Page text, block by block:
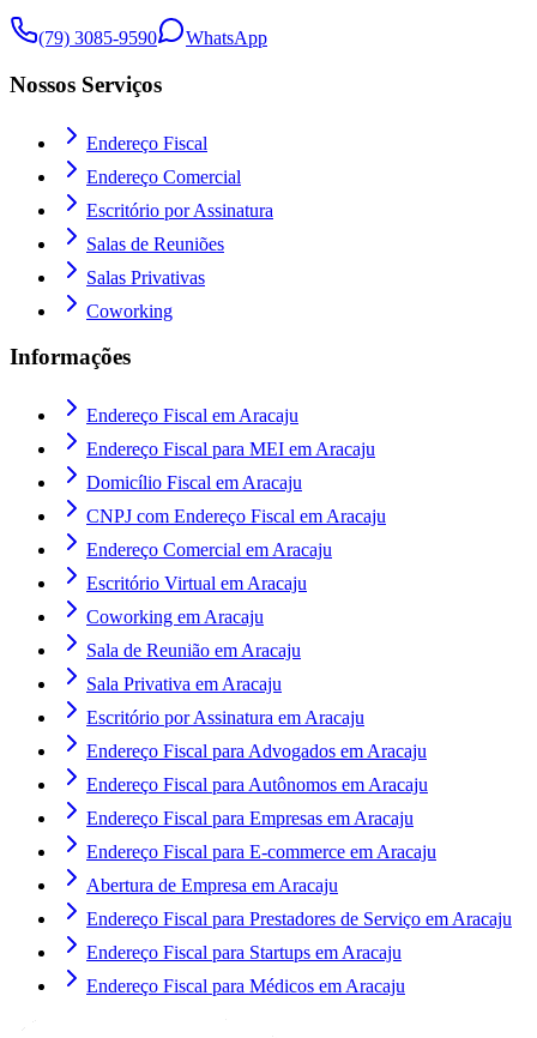
(79) 3085-9590 WhatsApp
Nossos Serviços
Endereço Fiscal
Endereço Comercial
Escritório por Assinatura
Salas de Reuniões
Salas Privativas
Coworking
Informações
Endereço Fiscal em Aracaju
Endereço Fiscal para MEI em Aracaju
Domicílio Fiscal em Aracaju
CNPJ com Endereço Fiscal em Aracaju
Endereço Comercial em Aracaju
Escritório Virtual em Aracaju
Coworking em Aracaju
Sala de Reunião em Aracaju
Sala Privativa em Aracaju
Escritório por Assinatura em Aracaju
Endereço Fiscal para Advogados em Aracaju
Endereço Fiscal para Autônomos em Aracaju
Endereço Fiscal para Empresas em Aracaju
Endereço Fiscal para E-commerce em Aracaju
Abertura de Empresa em Aracaju
Endereço Fiscal para Prestadores de Serviço em Aracaju
Endereço Fiscal para Startups em Aracaju
Endereço Fiscal para Médicos em Aracaju